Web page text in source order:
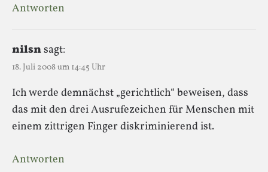
Antworten
nilsnsagt:
18. Juli 2008 um 14:45 Uhr
Ich werde demnächst „gerichtlich“ beweisen, dass
das mit den drei Ausrufezeichen für Menschen mit
einem zittrigen Finger diskriminierend ist.
Antworten